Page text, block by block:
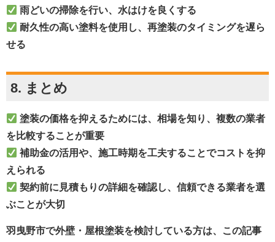
雨どいの掃除を行い、水はけを良くする
耐久性の高い塗料を使用し、再塗装のタイミングを遅ら
せる
8. まとめ
塗装の価格を抑えるためには、相場を知り、複数の業者
を比較することが重要
補助金の活用や、施工時期を工夫することでコストを抑
えられる
契約前に見積もりの詳細を確認し、信頼できる業者を選
ぶことが大切
羽曳野市で外壁・屋根塗装を検討している方は、この記事